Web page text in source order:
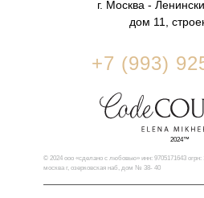
© 2024 ооо «сделано с любовью» инн: 9705171643 огрн:
москва г, озерковская наб, дом № 38- 40
2024™
г. Москва -
дом 11,
+7 (993)